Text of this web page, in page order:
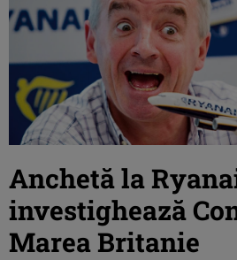
Anchetă la
investighează
Marea Britanie